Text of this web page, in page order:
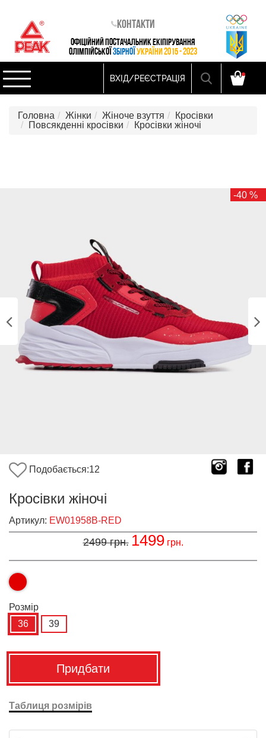
Контакти
ОФІЦІЙНИЙ ПОСТАЧАЛЬНИК ЕКІПІРУВАННЯ
ОЛІМПІЙСЬКОЇ ЗБІРНОЇ УКРАЇНИ 2015 - 2023
ВХІД/РЕЄСТРАЦІЯ
Головна Жінки Жіноче взуття
Кросівки
Повсякденні кросівки
Кросівки жіночі
-40 %
Подобається:12
Кросівки жіночі
Артикул: EW01958B-RED
2499грн. 1499грн.
Розмiр
36
39
Придбати
Таблиця розмірів